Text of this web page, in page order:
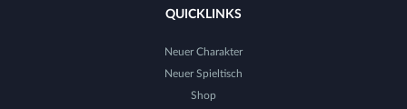
QUICKLINKS
Neuer Charakter
Neuer Spieltisch
Shop